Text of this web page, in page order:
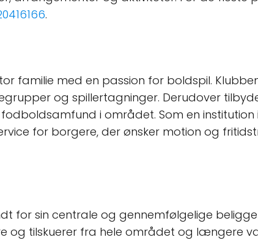
.
familie med en passion for boldspil.
og spillertagninger. Derudover
i området. Som en institution
for borgere, der ønsker motion og
for sin centrale og gennemfølgelige
og tilskuerer fra hele området og længere